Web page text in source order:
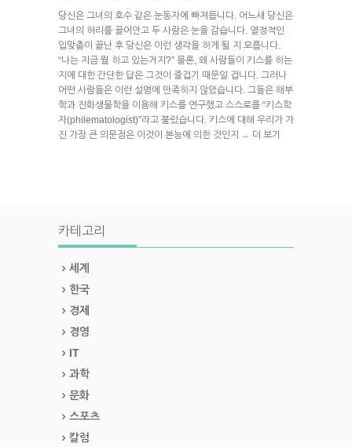
당신은 그녀의 호수 같은 눈동자에 빠져듭니다. 어느새 당신은
그녀의 허리를 끌어안고 두 사람은 눈을 감습니다. 열정적인
입맞춤이 끝난 후 당신은 이런 생각을 하게 될 지 모릅니다.
“나는 지금 뭘 하고 있는거지?” 물론, 왜 사람들이 키스를 하는
지에 대한 간단한 답은 그것이 즐겁기 때문일 겁니다. 그러나
어떤 사람들은 이런 설명에 만족하지 않았습니다. 그들은 해부
학과 진화생물학을 이용해 키스를 연구했고 스스로를 “키스학
자(philematologist)”라고 불렀습니다. 키스에 대해 우리가 가
진 가장 큰 의문점은 이것이 본능에 의한 것인지
→ 더 보기
카테고리
세계
한국
경제
경영
IT
과학
문화
스포츠
칼럼